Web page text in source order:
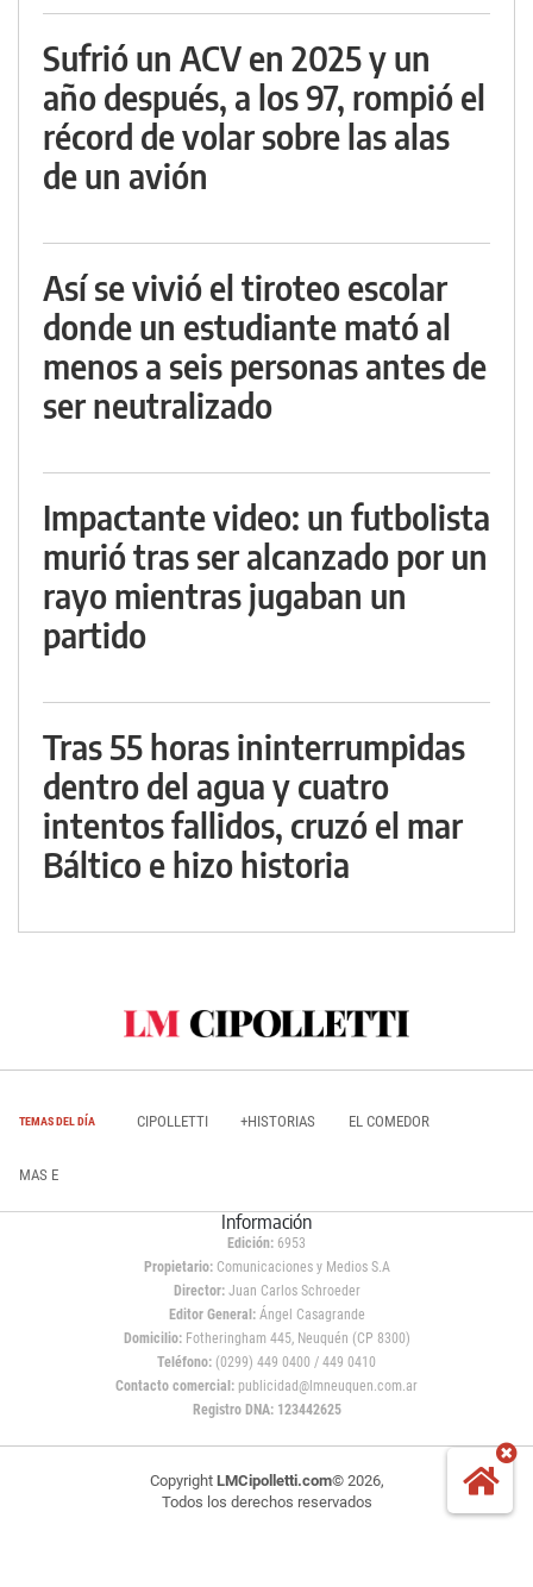
Sufrió un ACV en 2025 y un
año después, a los 97, rompió el
récord de volar sobre las alas
de un avión
Así se vivió el tiroteo escolar
donde un estudiante mató al
menos a seis personas antes de
ser neutralizado
Impactante video: un futbolista
murió tras ser alcanzado por un
rayo mientras jugaban un
partido
Tras 55 horas ininterrumpidas
dentro del agua y cuatro
intentos fallidos, cruzó el mar
Báltico e hizo historia
TEMAS DEL DÍA CIPOLLETTI +HISTORIAS EL COMEDOR
MAS E
Información
Edición: 6953
Propietario:Comunicaciones y Medios S.A
Director: Juan Carlos Schroeder
Editor General:Ángel Casagrande
Domicilio:Fotheringham 445, Neuquén (CP 8300)
Teléfono: (0299) 449 0400 / 449 0410
Contacto comercial: publicidad@lmneuquen.com.ar
Registro DNA: 123442625
Copyright LMCipolletti.com© 2026,
Todos los derechos reservados